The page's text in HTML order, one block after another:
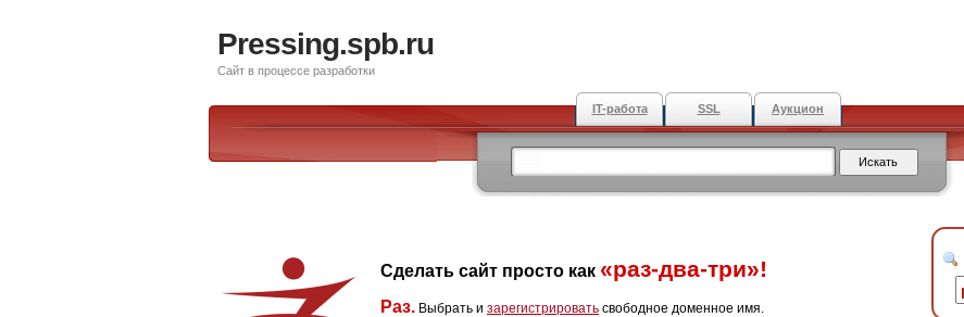
Pressing.spb.ru
Сайт в процессе разработки
IT-работа SSL Аукцион
Сделать сайт просто как «раз-два-три»!
Раз. Выбрать и зарегистрировать свободное доменное имя.